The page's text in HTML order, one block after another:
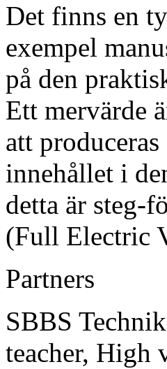
Det finns en
exempel
på den
Ett mervärde
att
innehållet i
detta är steg-
(Full Electric
Partners
SBBS
teacher, High